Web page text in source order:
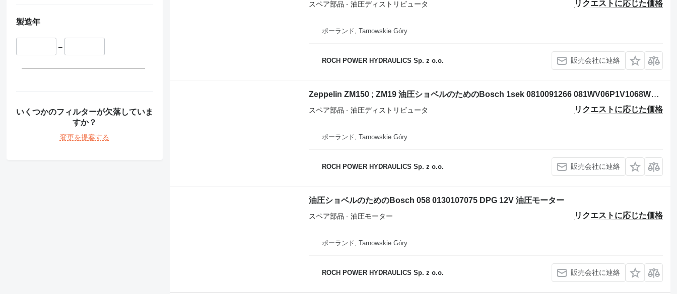
324
325
345
8032
8035
8080
製造年
–
いくつかのフィルターが欠落していま
すか？
変更を提案する
リクエストに応じた価格
スペア部品 - 油圧ディストリビュータ
ポーランド, Tarnowskie Góry
ROCH POWER HYDRAULICS Sp. z o.o. 販売会社に連絡
Zeppelin ZM150 ; ZM19 油圧ショベルのためのBosch 1sek 0810091266 081WV06P1V1068WS 油圧ディストリビュータ
リクエストに応じた価格
スペア部品 - 油圧ディストリビュータ
ポーランド, Tarnowskie Góry
ROCH POWER HYDRAULICS Sp. z o.o. 販売会社に連絡
油圧ショベルのためのBosch 058 0130107075 DPG 12V 油圧モーター
リクエストに応じた価格
スペア部品 - 油圧モーター
ポーランド, Tarnowskie Góry
ROCH POWER HYDRAULICS Sp. z o.o. 販売会社に連絡